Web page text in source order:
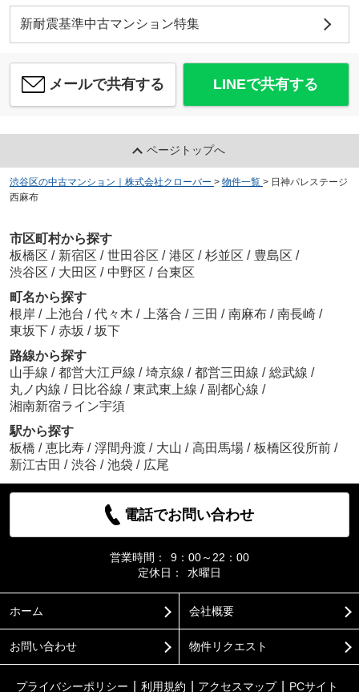
新耐震基準中古マンション特集
メールで共有する LINEで共有する
ページトップへ
渋谷区の中古マンション｜株式会社クローバー > 物件一覧 > 日神パレステージ
西麻布
市区町村から探す
板橋区 / 新宿区 / 世田谷区 / 港区 / 杉並区 / 豊島区 /
渋谷区 / 大田区 / 中野区 / 台東区
町名から探す
根岸 / 上池台 / 代々木 / 上落合 / 三田 / 南麻布 / 南長崎 /
東坂下 / 赤坂 / 坂下
路線から探す
山手線 / 都営大江戸線 / 埼京線 / 都営三田線 / 総武線 /
丸ノ内線 / 日比谷線 / 東武東上線 / 副都心線 /
湘南新宿ライン宇須
駅から探す
板橋 / 恵比寿 / 浮間舟渡 / 大山 / 高田馬場 / 板橋区役所前 /
新江古田 / 渋谷 / 池袋 / 広尾
電話でお問い合わせ
営業時間：
9：00～22：00
定休日：
水曜日
ホーム 会社概要
お問い合わせ 物件リクエスト
プライバシーポリシー 利用規約 アクセスマップ PCサイト